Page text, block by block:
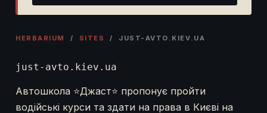
HERBARIUM / SITES / JUST-AVTO.KIEV.UA
just-avto.kiev.ua
Автошкола ⭐Джаст⭐ пропонує пройти
водійські курси та здати на права в Києві на